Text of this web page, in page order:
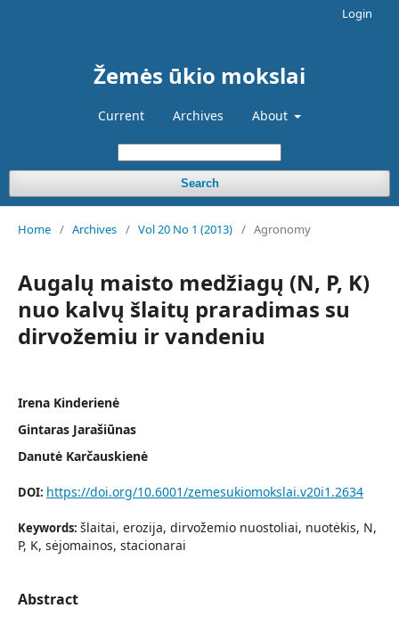
Žemės ūkio mokslai
Current Archives About
Search
Login
Home / Archives / Vol 20 No 1 (2013) / Agronomy
Augalų maisto medžiagų (N, P, K)
nuo kalvų šlaitų praradimas su
dirvožemiu ir vandeniu
Irena Kinderienė
Gintaras Jarašiūnas
Danutė Karčauskienė
DOI: https://doi.org/10.6001/zemesukiomokslai.v20i1.2634
Keywords: šlaitai, erozija, dirvožemio nuostoliai, nuotėkis, N,
P, K, sėjomainos, stacionarai
Abstract